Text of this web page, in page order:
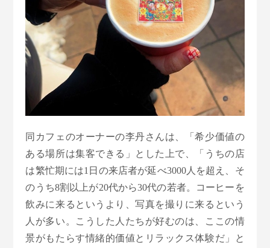
同カフェのオーナーの李丹さんは、「希少価値の
ある場所は集客できる」とした上で、「うちの店
は繁忙期には1日の来店者が延べ3000人を超え、そ
のうち8割以上が20代から30代の若者。コーヒーを
飲みに来るというより、写真を撮りに来るという
人が多い。こうした人たちが好むのは、ここの情
景がもたらす情緒的価値とリラックス体験だ」と